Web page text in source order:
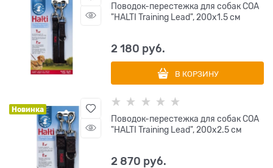
Поводок-перестежка для собак COA
"HALTI Training Lead", 200х1.5 см
2 180 руб.
В КОРЗИНУ
Новинка
Поводок-перестежка для собак COA
"HALTI Training Lead", 200х2.5 см
2 870 руб.